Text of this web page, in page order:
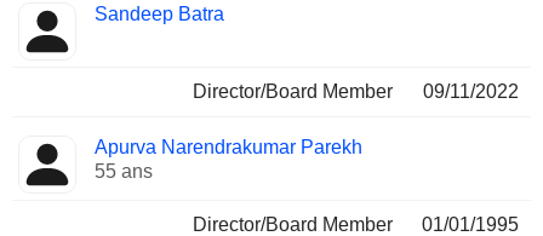
Sandeep Batra
Director/Board Member 09/11/2022
Apurva Narendrakumar Parekh
55 ans
Director/Board Member 01/01/1995